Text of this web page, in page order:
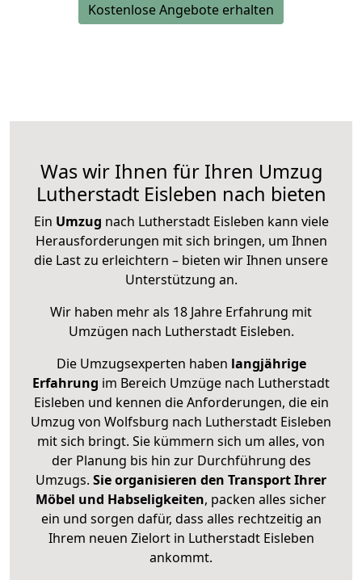
Kostenlose Angebote erhalten
Was wir Ihnen für Ihren Umzug
Lutherstadt Eisleben nach bieten
Ein Umzug nach Lutherstadt Eisleben kann viele
Herausforderungen mit sich bringen, um Ihnen
die Last zu erleichtern – bieten wir Ihnen unsere
Unterstützung an.
Wir haben mehr als 18 Jahre Erfahrung mit
Umzügen nach Lutherstadt Eisleben.
Die Umzugsexperten haben langjährige
Erfahrung im Bereich Umzüge nach Lutherstadt
Eisleben und kennen die Anforderungen, die ein
Umzug von Wolfsburg nach Lutherstadt Eisleben
mit sich bringt. Sie kümmern sich um alles, von
der Planung bis hin zur Durchführung des
Umzugs. Sie organisieren den Transport Ihrer
Möbel und Habseligkeiten, packen alles sicher
ein und sorgen dafür, dass alles rechtzeitig an
Ihrem neuen Zielort in Lutherstadt Eisleben
ankommt.